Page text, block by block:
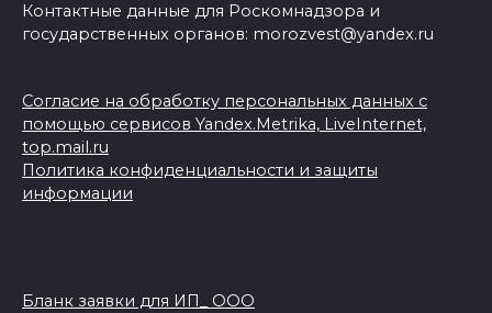
Контактные данные для Роскомнадзора и
государственных органов: morozvest@yandex.ru
Согласие на обработку персональных данных с
помощью сервисов Yandex.Metrika, LiveInternet,
top.mail.ru
Политика конфиденциальности и защиты
информации
Бланк заявки для ИП_ ООО